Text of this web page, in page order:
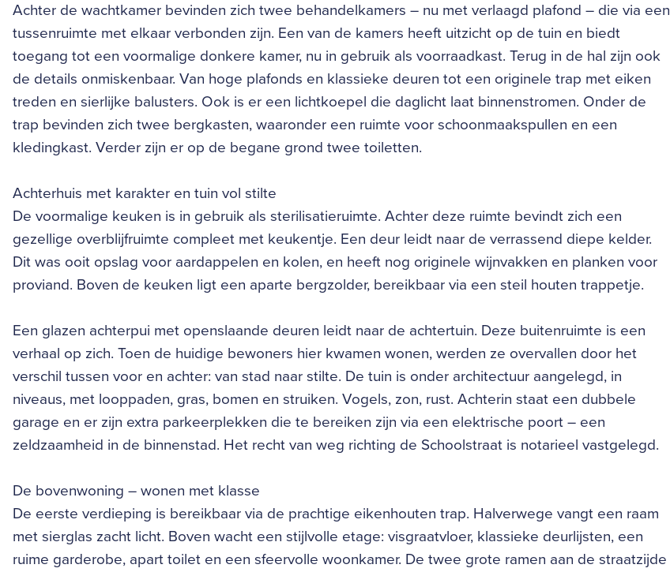
Achter de wachtkamer bevinden zich twee behandelkamers – nu met verlaagd plafond – die via een
tussenruimte met elkaar verbonden zijn. Een van de kamers heeft uitzicht op de tuin en biedt
toegang tot een voormalige donkere kamer, nu in gebruik als voorraadkast. Terug in de hal zijn ook
de details onmiskenbaar. Van hoge plafonds en klassieke deuren tot een originele trap met eiken
treden en sierlijke balusters. Ook is er een lichtkoepel die daglicht laat binnenstromen. Onder de
trap bevinden zich twee bergkasten, waaronder een ruimte voor schoonmaakspullen en een
kledingkast. Verder zijn er op de begane grond twee toiletten.
Achterhuis met karakter en tuin vol stilte
De voormalige keuken is in gebruik als sterilisatieruimte. Achter deze ruimte bevindt zich een
gezellige overblijfruimte compleet met keukentje. Een deur leidt naar de verrassend diepe kelder.
Dit was ooit opslag voor aardappelen en kolen, en heeft nog originele wijnvakken en planken voor
proviand. Boven de keuken ligt een aparte bergzolder, bereikbaar via een steil houten trappetje.
Een glazen achterpui met openslaande deuren leidt naar de achtertuin. Deze buitenruimte is een
verhaal op zich. Toen de huidige bewoners hier kwamen wonen, werden ze overvallen door het
verschil tussen voor en achter: van stad naar stilte. De tuin is onder architectuur aangelegd, in
niveaus, met looppaden, gras, bomen en struiken. Vogels, zon, rust. Achterin staat een dubbele
garage en er zijn extra parkeerplekken die te bereiken zijn via een elektrische poort – een
zeldzaamheid in de binnenstad. Het recht van weg richting de Schoolstraat is notarieel vastgelegd.
De bovenwoning – wonen met klasse
De eerste verdieping is bereikbaar via de prachtige eikenhouten trap. Halverwege vangt een raam
met sierglas zacht licht. Boven wacht een stijlvolle etage: visgraatvloer, klassieke deurlijsten, een
ruime garderobe, apart toilet en een sfeervolle woonkamer. De twee grote ramen aan de straatzijde